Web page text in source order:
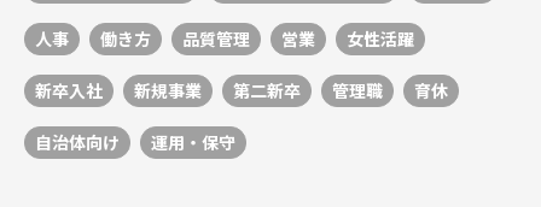
人事 働き方 品質管理 営業 女性活躍
新卒入社 新規事業 第二新卒 管理職 育休
自治体向け 運用・保守